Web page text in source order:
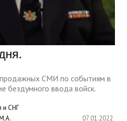
СМИ по событиям в
бездумного ввода войск.
и СНГ
07.01.2022